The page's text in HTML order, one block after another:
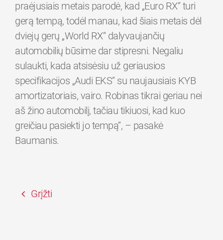
praėjusiais metais parodė, kad „Euro RX“ turi
gerą tempą, todėl manau, kad šiais metais dėl
dviejų gerų „World RX“ dalyvaujančių
automobilių būsime dar stipresni. Negaliu
sulaukti, kada atsisėsiu už geriausios
specifikacijos „Audi EKS“ su naujausiais KYB
amortizatoriais, vairo. Robinas tikrai geriau nei
aš žino automobilį, tačiau tikiuosi, kad kuo
greičiau pasiekti jo tempą“, – pasakė
Baumanis.
Grįžti